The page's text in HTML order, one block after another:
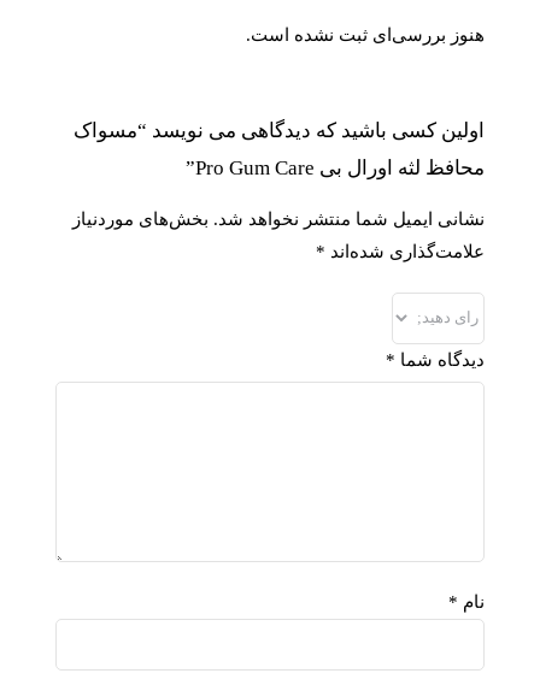
هنوز بررسی‌ای ثبت نشده است.
اولین کسی باشید که دیدگاهی می نویسد “مسواک
محافظ لثه اورال بی Pro Gum Care”
نشانی ایمیل شما منتشر نخواهد شد. بخش‌های موردنیاز
علامت‌گذاری شده‌اند *
دیدگاه شما *
نام *